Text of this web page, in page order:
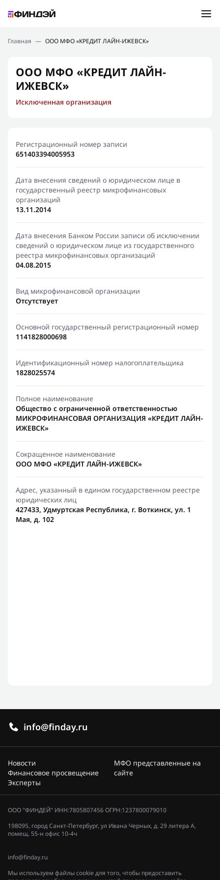
Подбор займа
Новости
Финансовое просвещение
Главная — ООО МФО «КРЕДИТ ЛАЙН-ИЖЕВСК»
ООО МФО «КРЕДИТ ЛАЙН-
ИЖЕВСК»
Исключенная организация
Регистрационный номер записи
651403394005953
Дата внесения сведений о юридическом лице в
государственный реестр микрофинансовых
организаций
13.11.2014
Дата внесения Банком России записи об исключении
сведений о юридическом лице из государственного
реестра микрофинансовых организаций
04.08.2015
Вид микрофинансовой организации
Отсутствует
Основной государственный регистрационный номер
1141828000698
Идентификационный номер налогоплательщика
1828025574
Полное наименование
Общество с ограниченной ответственностью
МИКРОФИНАНСОВАЯ ОРГАНИЗАЦИЯ «КРЕДИТ ЛАЙН-
ИЖЕВСК»
Сокращенное наименование
ООО МФО «КРЕДИТ ЛАЙН-ИЖЕВСК»
Адрес, указанный в едином государственном реестре
юридических лиц
427433, Удмуртская Республика, г. Воткинск, ул. 1
Мая, д. 102
info@finday.ru
Новости
Финансовое просвещение
Эксперты
МФО представленные на
сайте
ООО "ФИНДЕЙ" ИНН:7805807456 ОГРН:1237800079010
198095, город Санкт-Петербург, ул Ивана Черных, д. 29 литера А,
помещ. 55-н офис 10-4ч
info@finday.ru
Мы используем файлы cookie для того, чтобы предоставить
Ошибка:Контактная форма не найдена.
Спасибо, что написали нам
Мы свяжемся с Вами в ближайшее время и сообщим
результат
Отправить новый запрос